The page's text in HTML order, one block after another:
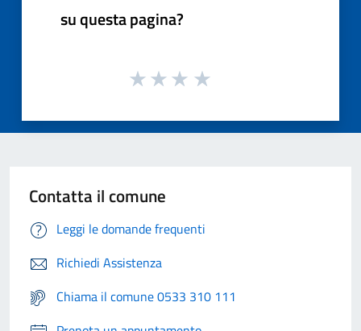
su questa pagina?
Contatta il comune
Leggi le domande frequenti
Richiedi Assistenza
Chiama il comune 0533 310 111